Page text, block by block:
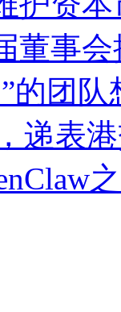
董事
的团
递表